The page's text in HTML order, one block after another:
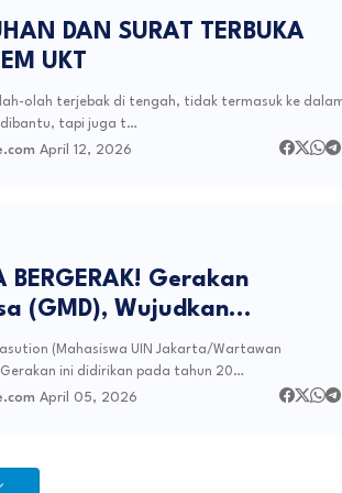
DAN SURAT TERBUKA
UKT
olah terjebak di tengah, tidak termasuk ke
dibantu, tapi juga t…
April 12, 2026
BERGERAK! Gerakan
(GMD), Wujudkan
Ujung Desa!"
(Mahasiswa UIN Jakarta/Wartawan
ini didirikan pada tahun 20…
April 05, 2026